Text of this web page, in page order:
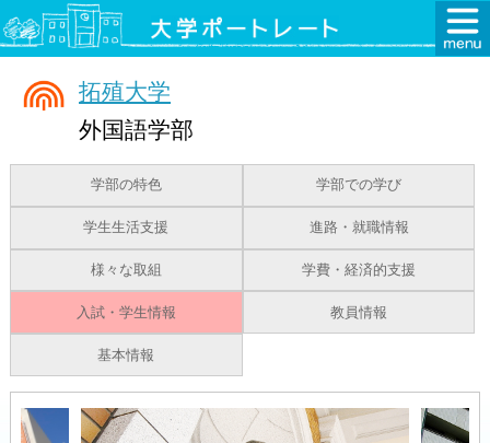
拓殖大学
外国語学部
学部の特色 学部での学び
学生生活支援 進路・就職情報
様々な取組 学費・経済的支援
入試・学生情報 教員情報
基本情報